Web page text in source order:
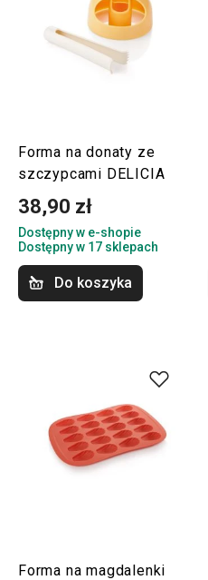
Forma na donaty ze
szczypcami DELICIA
38,90 zł
Dostępny w e-shopie
Dostępny w 17 sklepach
Do koszyka
Forma na magdalenki